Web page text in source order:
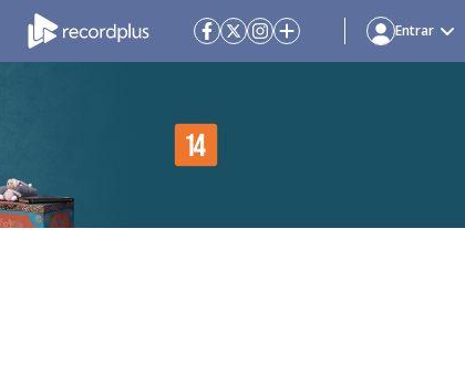
Entrar